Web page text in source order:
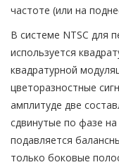
частоте (или на
В системе NTSC для
используется
квадратурной
цветоразностные
амплитуде две
сдвинутые по фазе
подавляется
только боковые